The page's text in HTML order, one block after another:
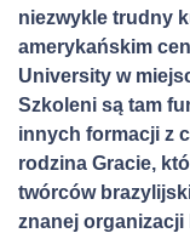
niezwykle trudny
amerykańskim
University w
Szkoleni są tam
innych formacji z
rodzina Gracie,
twórców
znanej organizacji